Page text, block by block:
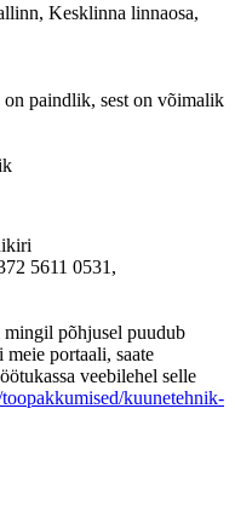
Kesklinna linnaosa,
paindlik, sest on võimalik
5611 0531,
põhjusel puudub
portaali, saate
veebilehel selle
kuunetehnik-